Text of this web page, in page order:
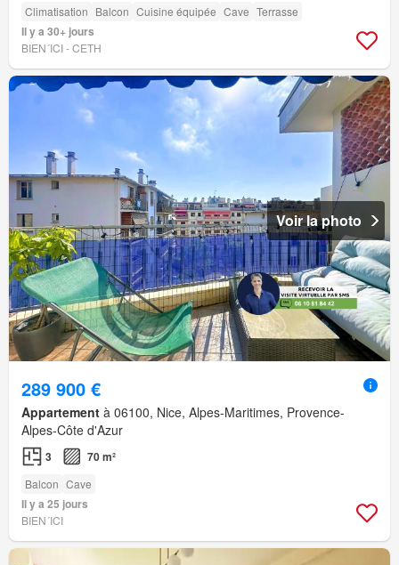
Climatisation Balcon Cuisine équipée Cave Terrasse
Il y a 30+ jours
BIEN´ICI - CETH
Voir la photo
289 900 €
Appartement à 06100, Nice, Alpes-Maritimes, Provence-
Alpes-Côte d'Azur
3 70 m²
Balcon Cave
Il y a 25 jours
BIEN´ICI